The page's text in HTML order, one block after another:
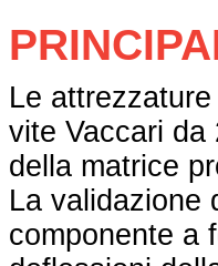
Le
vite Vaccari da
della matrice
La validazione
componente a